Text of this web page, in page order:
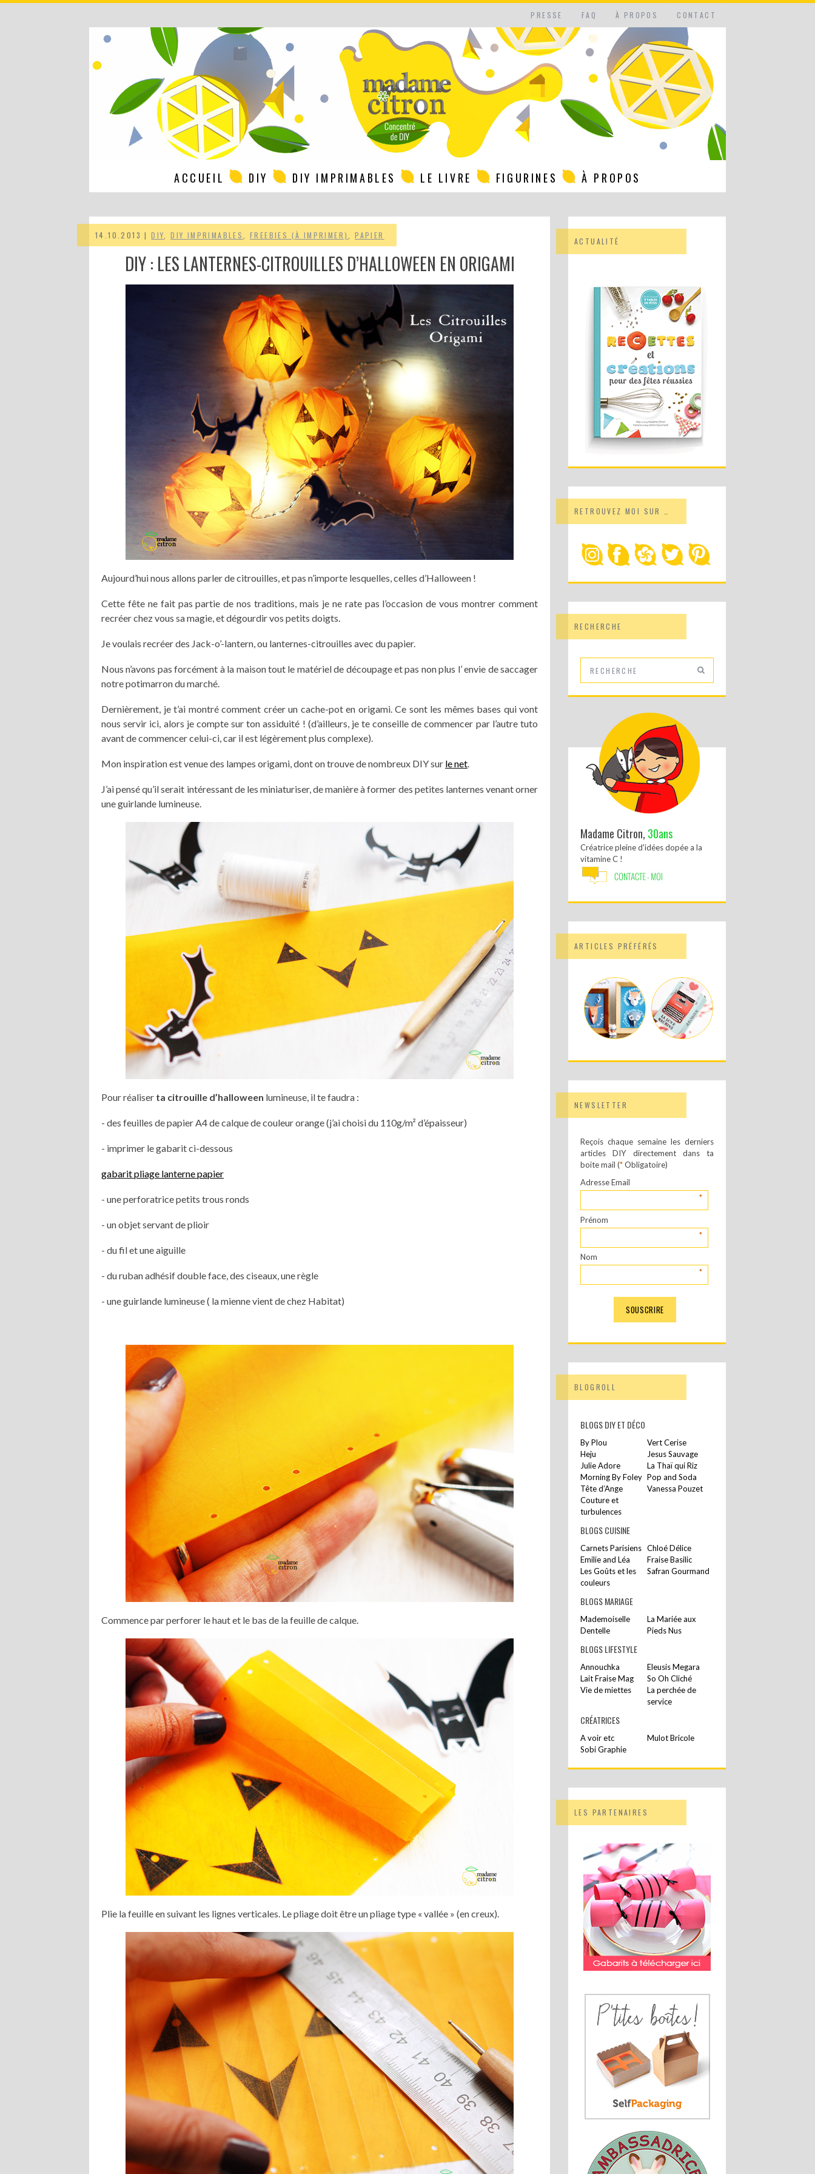
PRESSE FAQ À PROPOS CONTACT
ACCUEIL DIY DIY IMPRIMABLES LE LIVRE FIGURINES À PROPOS
14.10.2013 |DIY ,DIY IMPRIMABLES ,FREEBIES (À IMPRIMER) ,PAPIER
DIY : LES LANTERNES-CITROUILLES D’HALLOWEEN EN ORIGAMI
Aujourd’hui nous allons parler de citrouilles, et pas n’importe lesquelles, celles d’Halloween !
Cette fête ne fait pas partie de nos traditions, mais je ne rate pas l’occasion de vous montrer comment
recréer chez vous sa magie, et dégourdir vos petits doigts.
Je voulais recréer des Jack-o’-lantern, ou lanternes-citrouilles avec du papier.
Nous n’avons pas forcément à la maison tout le matériel de découpage et pas non plus l’ envie de saccager
notre potimarron du marché.
Dernièrement, je t’ai montré comment créer un cache-pot en origami. Ce sont les mêmes bases qui vont
nous servir ici, alors je compte sur ton assiduité ! (d’ailleurs, je te conseille de commencer par l’autre tuto
avant de commencer celui-ci, car il est légèrement plus complexe).
Mon inspiration est venue des lampes origami, dont on trouve de nombreux DIY sur le net.
J’ai pensé qu’il serait intéressant de les miniaturiser, de manière à former des petites lanternes venant orner
une guirlande lumineuse.
Pour réaliser ta citrouille d’halloween lumineuse, il te faudra :
- des feuilles de papier A4 de calque de couleur orange (j’ai choisi du 110g/m² d’épaisseur)
- imprimer le gabarit ci-dessous
gabarit pliage lanterne papier
- une perforatrice petits trous ronds
- un objet servant de plioir
- du fil et une aiguille
- du ruban adhésif double face, des ciseaux, une règle
- une guirlande lumineuse ( la mienne vient de chez Habitat)
Commence par perforer le haut et le bas de la feuille de calque.
Plie la feuille en suivant les lignes verticales. Le pliage doit être un pliage type « vallée » (en creux).
ACTUALITÉ
RETROUVEZ MOI SUR …
RECHERCHE
Madame Citron, 30ans
Créatrice pleine d'idées dopée a la
vitamine C !
ARTICLES PRÉFÉRÉS
NEWSLETTER
Reçois chaque semaine les derniers
articles DIY directement dans ta
boite mail (*Obligatoire)
Adresse Email
*
Prénom
*
Nom
*
BLOGROLL
BLOGS DIY ET DÉCO
By Plou
Vert Cerise
Heju
Jesus Sauvage
Julie Adore
La Thaï qui Riz
Morning By Foley Pop and Soda
Tête d’Ange
Vanessa Pouzet
Couture et
turbulences
BLOGS CUISINE
Carnets Parisiens Chloé Délice
Emilie and Léa
Fraise Basilic
Les Goûts et les
couleurs
Safran Gourmand
BLOGS MARIAGE
Mademoiselle
Dentelle
La Mariée aux
Pieds Nus
BLOGS LIFESTYLE
Annouchka
Eleusis Megara
Lait Fraise Mag
So Oh Cliché
Vie de miettes
La perchée de
service
CRÉATRICES
A voir etc
Mulot Bricole
Sobi Graphie
LES PARTENAIRES